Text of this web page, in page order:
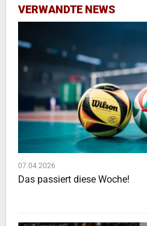
VERWANDTE NEWS
07.04.2026
Das passiert diese Woche!